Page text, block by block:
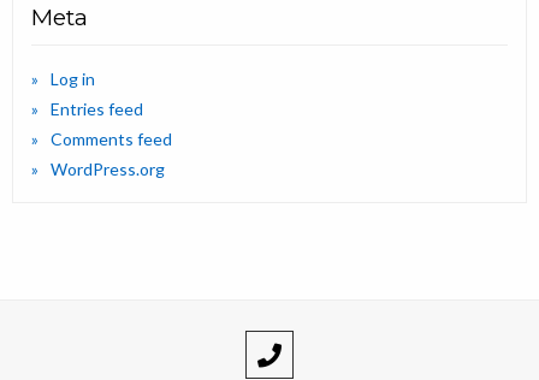
Meta
Log in
Entries feed
Comments feed
WordPress.org